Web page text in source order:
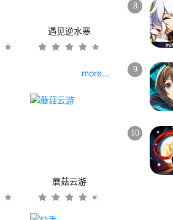
遇见逆水寒
more...
蘑菇云游
8
9
10